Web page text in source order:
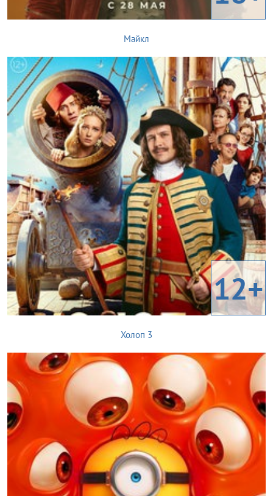
Майкл
12+
Холоп 3